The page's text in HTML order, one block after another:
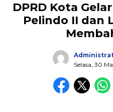
DPRD Kota
Pelindo II dan
Selasa, 30